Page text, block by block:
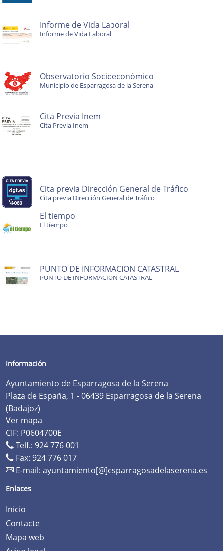
Informe de Vida Laboral
Informe de Vida Laboral
Observatorio Socioeconómico
Municipio de Esparragosa de la Serena
Cita Previa Inem
Cita Previa Inem
Cita previa Dirección General de Tráfico
Cita previa Dirección General de Tráfico
El tiempo
El tiempo
PUNTO DE INFORMACION CATASTRAL
PUNTO DE INFORMACION CATASTRAL
Información
Ayuntamiento de Esparragosa de la Serena
Plaza de España, 1 - 06439 Esparragosa de la Serena
(Badajoz)
Ver mapa
CIF: P0604700E
Telf.: 924 776 001
Fax: 924 776 017
E-mail: ayuntamiento[@]esparragosadelaserena.es
Enlaces
Inicio
Contacte
Mapa web